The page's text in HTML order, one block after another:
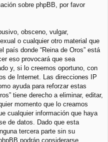
sobre phpBB, por favor
obsceno, vulgar,
o cualquier otro material que
país donde “Reina de Oros” está
eso provocará que sea
y, si lo creemos oportuno, con
de Internet. Las direcciones IP
ayuda para reforzar estas
tiene derecho a eliminar, editar,
momento que lo creamos
cualquier información que haya
de datos. Dado que esta
tercera parte sin su
podrán considerarse